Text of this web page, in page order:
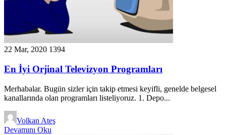
22 Mar, 2020 1394
En İyi Orjinal Televizyon Programları
Merhabalar. Bugün sizler için takip etmesi keyifli, genelde belgesel
kanallarında olan programları listeliyoruz. 1. Depo...
Volkan Ateş
Devamını Oku